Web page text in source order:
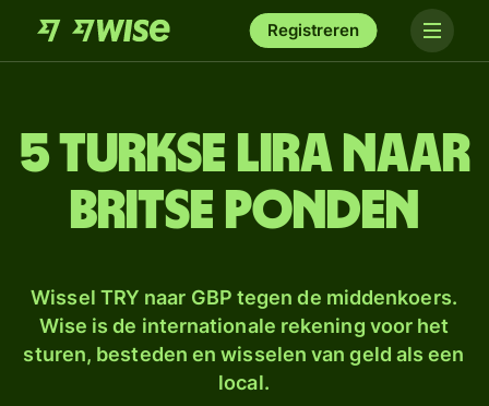
Registreren
5 Turkse lira naar
Britse ponden
Wissel TRY naar GBP tegen de middenkoers.
Wise is de internationale rekening voor het
sturen, besteden en wisselen van geld als een
local.